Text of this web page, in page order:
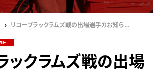
リコーブラックラムズ戦の出場選手のお知ら…
ックラムズ戦の出場